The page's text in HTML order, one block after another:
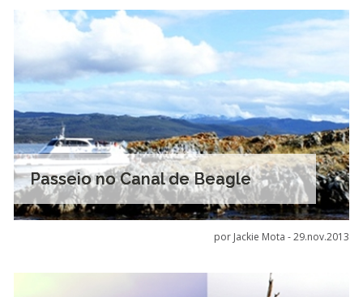
Passeio no Canal de Beagle
por Jackie Mota -29.nov.2013